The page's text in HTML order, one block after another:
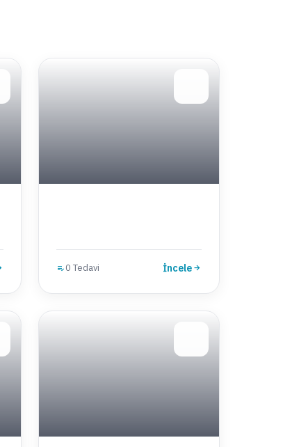
0 Tedavi İncele